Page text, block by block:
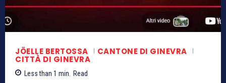
JÖELLE BERTOSSA CANTONE DI GINEVRA
CITTÀ DI GINEVRA
Less than 1 min. Read